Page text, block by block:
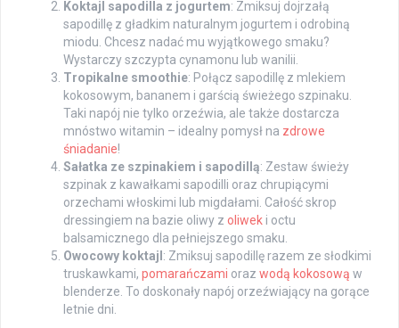
Koktajl sapodilla z jogurtem: Zmiksuj dojrzałą
sapodillę z gładkim naturalnym jogurtem i odrobiną
miodu. Chcesz nadać mu wyjątkowego smaku?
Wystarczy szczypta cynamonu lub wanilii.
Tropikalne smoothie: Połącz sapodillę z mlekiem
kokosowym, bananem i garścią świeżego szpinaku.
Taki napój nie tylko orzeźwia, ale także dostarcza
mnóstwo witamin – idealny pomysł na zdrowe
śniadanie!
Sałatka ze szpinakiem i sapodillą: Zestaw świeży
szpinak z kawałkami sapodilli oraz chrupiącymi
orzechami włoskimi lub migdałami. Całość skrop
dressingiem na bazie oliwy z oliwek i octu
balsamicznego dla pełniejszego smaku.
Owocowy koktajl : Zmiksuj sapodillę razem ze słodkimi
truskawkami, pomarańczami oraz wodą kokosową w
blenderze. To doskonały napój orzeźwiający na gorące
letnie dni.